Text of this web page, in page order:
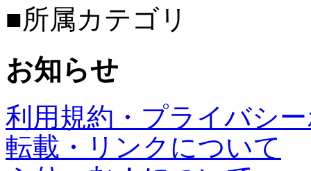
■所属カテゴリ
お知らせ
利用規約・プライバシ
転載・リンクについて